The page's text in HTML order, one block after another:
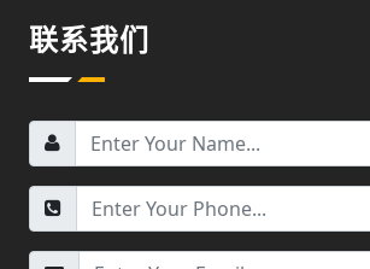
联系我们